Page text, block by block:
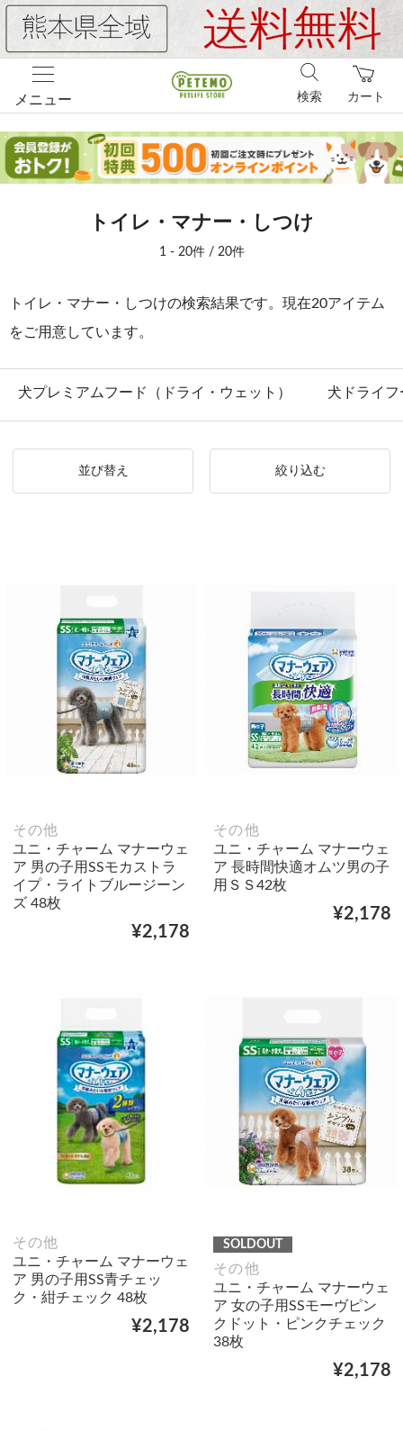
メニュー カート
検索
トイレ・マナー・しつけ
1 - 20件 / 20件
トイレ・マナー・しつけの検索結果です。現在20アイテム
をご用意しています。
犬プレミアムフード（ドライ・ウェット） 犬ドライフ
並び替え 絞り込む
その他
ユニ・チャーム マナーウェ
ア 男の子用SSモカストラ
イプ・ライトブルージーン
ズ 48枚
¥2,178
その他
ユニ・チャーム マナーウェ
ア 長時間快適オムツ男の子
用ＳＳ42枚
¥2,178
その他
ユニ・チャーム マナーウェ
ア 男の子用SS青チェッ
ク・紺チェック 48枚
¥2,178
SOLDOUT
その他
ユニ・チャーム マナーウェ
ア 女の子用SSモーヴピン
クドット・ピンクチェック
38枚
¥2,178